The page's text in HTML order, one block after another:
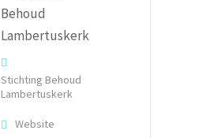
Stichting Behoud
Lambertuskerk
Website